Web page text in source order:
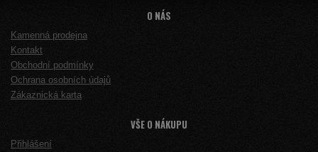
O NÁS
Kamenná prodejna
Kontakt
Obchodní podmínky
Ochrana osobních údajů
Zákaznická karta
VŠE O NÁKUPU
Přihlášení